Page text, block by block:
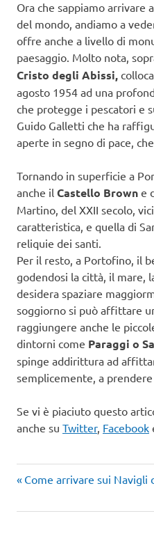
Ora che sappiamo arrivare
del mondo, andiamo a
offre anche a livello di
paesaggio. Molto nota,
Cristo degli Abissi,
agosto 1954 ad una
che protegge i pescatori e
Guido Galletti che ha
aperte in segno di pace,
Tornando in superficie a
anche il Castello Brown e
Martino, del XXII secolo,
caratteristica, e quella di
reliquie dei santi.
Per il resto, a Portofino, il
godendosi la città, il mare,
desidera spaziare
soggiorno si può affittare
raggiungere anche le
dintorni come Paraggi o
spinge addirittura ad
semplicemente, a prendere
Se vi è piaciuto questo
anche su Twitter, Facebook
Navigazione
articoli
Articolo
Come arrivare sui Navigli